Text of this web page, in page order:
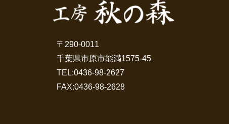
〒290-0011
千葉県市原市能満1575-45
TEL:0436-98-2627
FAX:0436-98-2628